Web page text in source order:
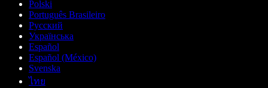
Polski
Português Brasileiro
Русский
Українська
Español
Español (México)
Svenska
ไทย